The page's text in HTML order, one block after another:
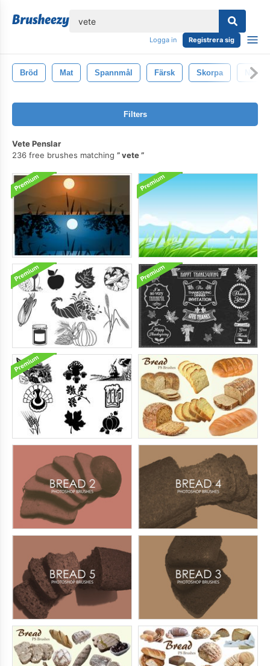
Logga in Registrera sig
Bröd Mat Spannmål Färsk Skorpa
Filters
Vete Penslar
236 free brushes matching
vete